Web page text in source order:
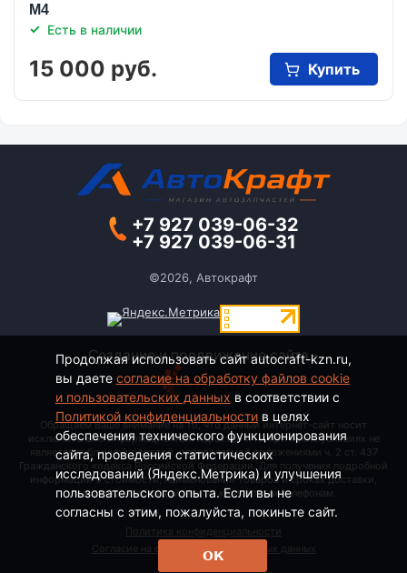
M4
Есть в наличии
15 000 руб. Купить
+7 927 039-06-32
+7 927 039-06-31
©2026, Автокрафт
Создание и продвижение сайта -
Обращаем Ваше внимание на то, что данный интернет-сайт носит
исключительно информационный характер и ни при каких условиях не
является публичной офертой, определяемой положениями ч. 2 ст. 437
Гражданского кодекса Российской Федерации. Для получения подробной
информации о стоимости, наименовании товаров и сроках доставки,
пожалуйста, обращайтесь по контактным телефонам.
Политика конфиденциальности
Согласие на обработку персональных данных
Продолжая использовать сайт autocraft-kzn.ru,
вы даете согласие на обработку файлов cookie
и пользовательских данных в соответствии с
Политикой конфиденциальностив целях
обеспечения технического функционирования
сайта, проведения статистических
исследований (Яндекс.Метрика) и улучшения
пользовательского опыта. Если вы не
согласны с этим, пожалуйста, покиньте сайт.
ОК